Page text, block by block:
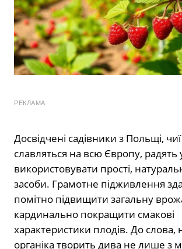
РЕКЛАМА
Досвідчені садівники з Польщі,
славляться на всю Європу, радять
використовувати прості,
засоби. Грамотне підживлення
помітно підвищити загальну
кардинально покращити смакові
характеристики плодів. До слова,
органіка творить дива не лише з